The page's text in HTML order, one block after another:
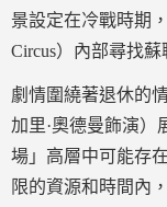
景設定在冷戰時期
Circus）內部尋找
劇情圍繞著退休的
加里·奧德曼飾演）
場」高層中可能存
限的資源和時間內